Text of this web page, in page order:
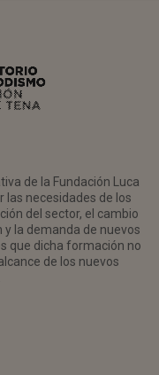
de la Fundación Luca
las necesidades de los
del sector, el cambio
la demanda de nuevos
que dicha formación no
de los nuevos